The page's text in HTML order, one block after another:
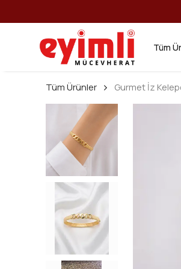
Tüm
Tüm Ürünler Gurmet İz